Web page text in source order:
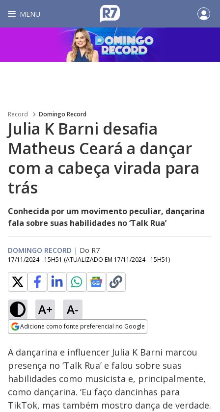
MENU
Record Domingo Record
Julia K Barni desafia
Matheus Ceará a dançar
com a cabeça virada para
trás
Conhecida por um movimento peculiar, dançarina
fala sobre suas habilidades no ‘Talk Rua’
DOMINGO RECORD | Do R7
17/11/2024 - 15H51 (ATUALIZADO EM 17/11/2024 - 15H51)
A+ A-
Adicione como fonte preferencial no Google
RECORD terá muita
emoção, ação e
diversão para toda a
família
Ativar
Loaded
28.87%
A dançarina e influencer Julia K Barni marcou
presença no ‘Talk Rua’ e falou sobre suas
habilidades como musicista e, principalmente,
como dançarina. ‘Eu faço dancinhas para
TikTok, mas também mostro dança de verdade.